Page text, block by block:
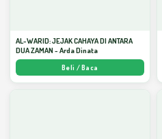
AL-WARID: JEJAK CAHAYA DI ANTARA
DUA ZAMAN - Arda Dinata
Beli / Baca